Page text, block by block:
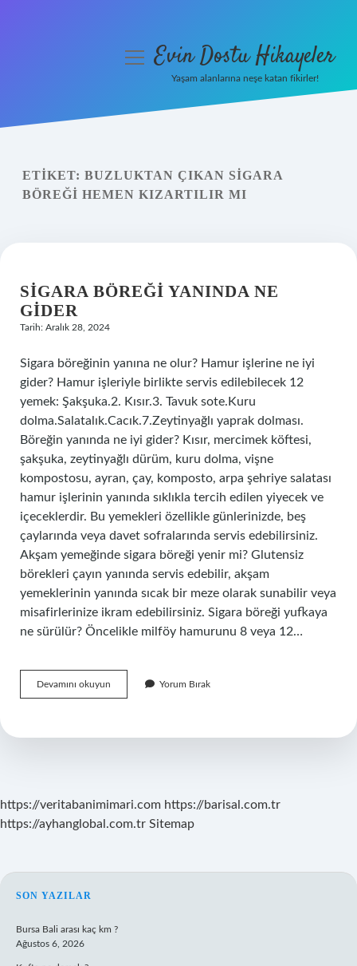
Yasal Uyarı
menüyüEvin Dostu Hikayeler
Yaşam alanlarına neşe katan fikirler!
ETIKET: BUZLUKTAN ÇIKAN SIGARA
BÖREĞI HEMEN KIZARTILIR MI
SIGARA BÖREĞI YANINDA NE
GIDER
Tarih: Aralık 28, 2024
Sigara böreğinin yanına ne olur? Hamur işlerine ne iyi
gider? Hamur işleriyle birlikte servis edilebilecek 12
yemek: Şakşuka.2. Kısır.3. Tavuk sote.Kuru
dolma.Salatalık.Cacık.7.Zeytinyağlı yaprak dolması.
Böreğin yanında ne iyi gider? Kısır, mercimek köftesi,
şakşuka, zeytinyağlı dürüm, kuru dolma, vişne
kompostosu, ayran, çay, komposto, arpa şehriye salatası
hamur işlerinin yanında sıklıkla tercih edilen yiyecek ve
içeceklerdir. Bu yemekleri özellikle günlerinizde, beş
çaylarında veya davet sofralarında servis edebilirsiniz.
Akşam yemeğinde sigara böreği yenir mi? Glutensiz
börekleri çayın yanında servis edebilir, akşam
yemeklerinin yanında sıcak bir meze olarak sunabilir veya
misafirlerinize ikram edebilirsiniz. Sigara böreği yufkaya
ne sürülür? Öncelikle milföy hamurunu 8 veya 12…
Devamını okuyun
Böreği
Gider
Yorum Bırak
https://veritabanimimari.com https://barisal.com.tr
https://ayhanglobal.com.tr Sitemap
SIDEBAR
SON YAZILAR
Bursa Bali arası kaç km ?
Ağustos 6, 2026